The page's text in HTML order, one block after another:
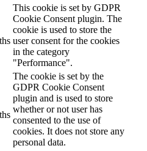
This cookie is set by GDPR
Cookie Consent plugin. The
cookie is used to store the
user consent for the cookies
in the category
"Performance".
The cookie is set by the
GDPR Cookie Consent
plugin and is used to store
whether or not user has
consented to the use of
cookies. It does not store any
personal data.